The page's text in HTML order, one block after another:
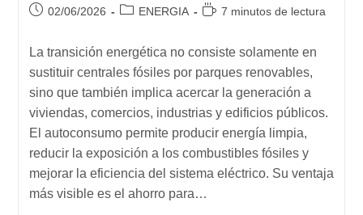
Publicación
entrada:
02/06/2026
Categoría
entrada:
ENERGIA
Tiempo7 minutos de lectura
La transición energética no consiste solamente en
sustituir centrales fósiles por parques renovables,
sino que también implica acercar la generación a
viviendas, comercios, industrias y edificios públicos.
El autoconsumo permite producir energía limpia,
reducir la exposición a los combustibles fósiles y
mejorar la eficiencia del sistema eléctrico. Su ventaja
más visible es el ahorro para…